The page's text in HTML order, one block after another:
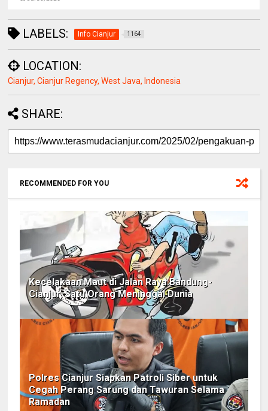
LABELS: Info Cianjur 1164
LOCATION:
Cianjur, Cianjur Regency, West Java, Indonesia
SHARE:
RECOMMENDED FOR YOU
Kecelakaan Maut di Jalan Raya Bandung-
Cianjur, Satu Orang Meninggal Dunia
Polres Cianjur Siapkan Patroli Siber untuk
Cegah Perang Sarung dan Tawuran Selama
Ramadan